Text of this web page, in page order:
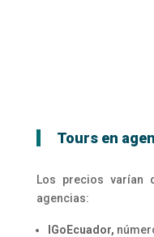
Tours en
Los precios varían
agencias:
IGoEcuador,